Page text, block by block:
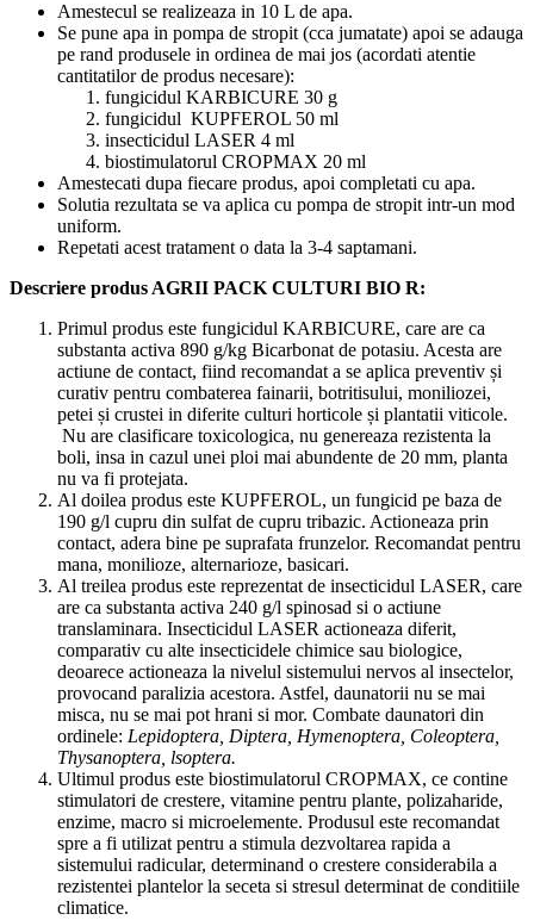
Amestecul se realizeaza in 10 L de apa.
Se pune apa in pompa de stropit (cca jumatate) apoi se adauga
pe rand produsele in ordinea de mai jos (acordati atentie
cantitatilor de produs necesare):
fungicidul KARBICURE 30 g
fungicidul KUPFEROL 50 ml
insecticidul LASER 4 ml
biostimulatorul CROPMAX 20 ml
Amestecati dupa fiecare produs, apoi completati cu apa.
Solutia rezultata se va aplica cu pompa de stropit intr-un mod
uniform.
Repetati acest tratament o data la 3-4 saptamani.
Descriere produs AGRII PACK CULTURI BIO R:
Primul produs este fungicidul KARBICURE, care are ca
substanta activa 890 g/kg Bicarbonat de potasiu. Acesta are
actiune de contact, fiind recomandat a se aplica preventiv și
curativ pentru combaterea fainarii, botritisului, moniliozei,
petei și crustei in diferite culturi horticole și plantatii viticole.
Nu are clasificare toxicologica, nu genereaza rezistenta la
boli, insa in cazul unei ploi mai abundente de 20 mm, planta
nu va fi protejata.
Al doilea produs este KUPFEROL, un fungicid pe baza de
190 g/l cupru din sulfat de cupru tribazic. Actioneaza prin
contact, adera bine pe suprafata frunzelor. Recomandat pentru
mana, monilioze, alternarioze, basicari.
Al treilea produs este reprezentat de insecticidul LASER, care
are ca substanta activa 240 g/l spinosad si o actiune
translaminara. Insecticidul LASER actioneaza diferit,
comparativ cu alte insecticidele chimice sau biologice,
deoarece actioneaza la nivelul sistemului nervos al insectelor,
provocand paralizia acestora. Astfel, daunatorii nu se mai
misca, nu se mai pot hrani si mor. Combate daunatori din
ordinele: Lepidoptera, Diptera, Hymenoptera, Coleoptera,
Thysanoptera, lsoptera.
Ultimul produs este biostimulatorul CROPMAX, ce contine
stimulatori de crestere, vitamine pentru plante, polizaharide,
enzime, macro si microelemente. Produsul este recomandat
spre a fi utilizat pentru a stimula dezvoltarea rapida a
sistemului radicular, determinand o crestere considerabila a
rezistentei plantelor la seceta si stresul determinat de conditiile
climatice.